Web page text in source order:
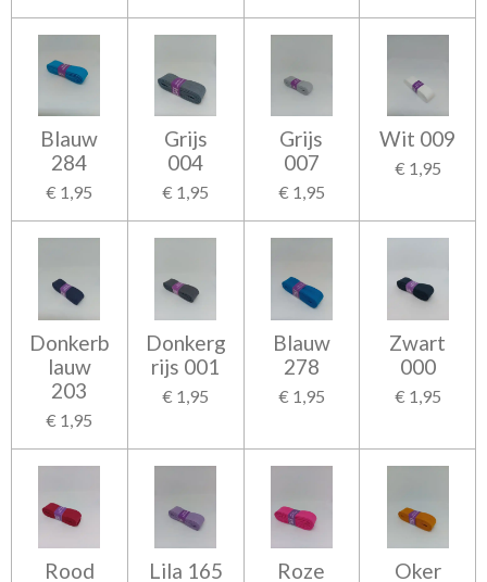
Blauw
284
€ 1,95
Grijs
004
€ 1,95
Grijs
007
€ 1,95
Wit 009
€ 1,95
Donkerb
lauw
203
€ 1,95
Donkerg
rijs 001
€ 1,95
Blauw
278
€ 1,95
Zwart
000
€ 1,95
Rood
Lila 165
Roze
Oker